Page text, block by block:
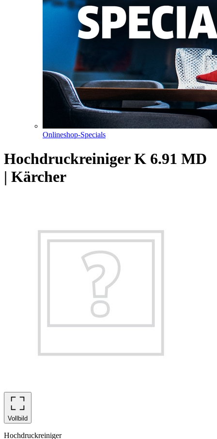
Onlineshop-Specials
Hochdruckreiniger K 6.91 MD
| Kärcher
Vollbild
Hochdruckreiniger